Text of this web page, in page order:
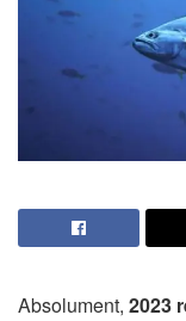
Absolument, 2023